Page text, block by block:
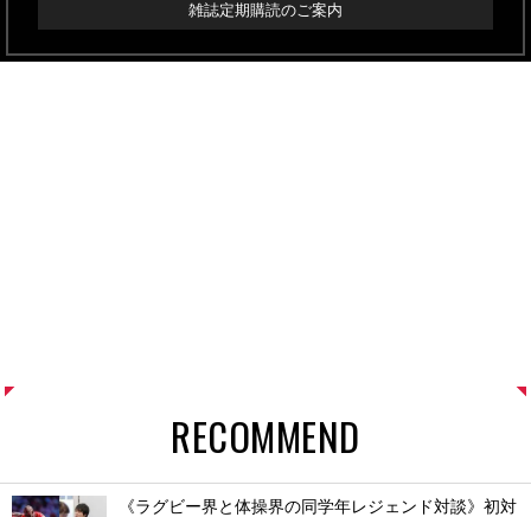
雑誌定期購読のご案内
RECOMMEND
《ラグビー界と体操界の同学年レジェンド対談》初対